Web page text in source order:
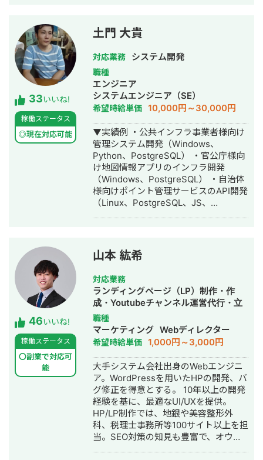
底的にやり抜く」精神で、お客様のプ
ロジェクトに全力で取り組みます。
緒に明確にする、それが私の仕事の出
発点です。 ②デザイン制作（実行支
援） 課題が見えたら、次は「動かす」
フェーズ。バナー広告・SNS画像・名
刺・パンフレット・ショート動画・サ
ムネイル・アイコン・ヘッダーなど、
中小企業の販促・採用・ブランディン
グに必要なデザインを制作します。 →
相談だけ・制作だけ、どちらのご依頼
も歓迎します。 私について 元大手企業
の正社員として、複数の事業部でプロ
ジェクト推進・課題解決を経験。その
後、身体障害を持ちながら独立し、小
さなデザイン事務所の一人社長として
活動しています。 移動に制約があるた
め、すべてのやり取りをオンラインで
完結できる体制を整えてきました。
の経営者・個人事業主をサポートして
います。 「制約の中で最大の成果を出
す」──これは障害を持つ私が日々実
践してきたことであり、中小企業の経
営改善と同じ考え方だと思っていま
す。だからこそ、コスト・人手・時間
が限られた環境でもリアルな提案がで
きます。 こんな方にご連絡ください 経
営課題はあるが、何から手をつければ
いいかわからない デザインと経営の相
談を別々にするのが面倒 地方在住で良
質な相談相手が見つからない コストを
抑えつつ、本質的な改善をしたい 正直
に、気を使わず話せる相手を探してい
る 対応可能なサービス一覧 Webサイト
制作：ホームページ制作、LP制作 経営
相談：課題可視化・図解・優先順位整
理・戦略立案サポート バナー制作：広
33いいね!
稼働ステータス
◎現在対応可能
土門 大貴
対応業務 システム開発
職種
エンジニア
システムエンジニア（SE）
希望時給単価 10,000円～30,000円
▼実績例 ・公共インフラ事業者様向け
管理システム開発（Windows、
Python、PostgreSQL） ・官公庁様向
け地図情報アプリのインフラ開発
（Windows、PostgreSQL） ・自治体
様向けポイント管理サービスのAPI開発
（Linux、PostgreSQL、JS、
決算システム基盤開発（Windows、
PostgreSQL、JS、Python） ・リース
業様向け代理店向けWebAPI開発
（AWS全般、GoLang、JS） ・通販サ
イトインフラ構築支援、要件定義～開
発（AWS, ECCube） ・結婚相談所様
向けオウンドメディア制作
（WordPress、JS、ウェブディレクト
ションな）
46いいね!
稼働ステータス
〇副業で対応可
能
山本 紘希
対応業務
ランディングページ（LP）制作・作
成・Youtubeチャンネル運営代行・立
ち上げ・ECサイト構築・ネットショッ
プ作成代行・SEO対策・記事作成代
行・ライティング・ホームページ制
作・作成・リスティング広告運用代
行・オウンドメディア制作・構築・運
用代行・動画制作・動画編集
職種
マーケティング Webディレクター
希望時給単価 1,000円～3,000円
大手システム会社出身のWebエンジニ
ア。WordPressを用いたHPの開発、バ
グ修正を得意とする。 10年以上の開発
経験を基に、最適なUI/UXを提供。
HP/LP制作では、地銀や美容整形外
科、税理士事務所等100サイト以上を担
当。SEO対策の知見も豊富で、オウン